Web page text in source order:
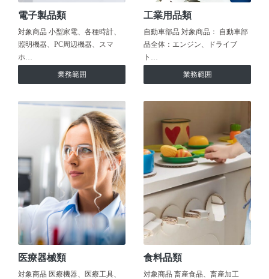
電子製品類
対象商品 小型家電、各種時計、
照明機器、PC周辺機器、スマ
ホ…
業務範囲
工業用品類
自動車部品 対象商品： 自動車部
品全体：エンジン、ドライブ
ト…
業務範囲
医療器械類
対象商品 医療機器、医療工具、
食料品類
対象商品 畜産食品、畜産加工